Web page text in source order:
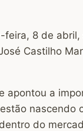
feira, 8 de
Castilho
apontou a
nascendo
do